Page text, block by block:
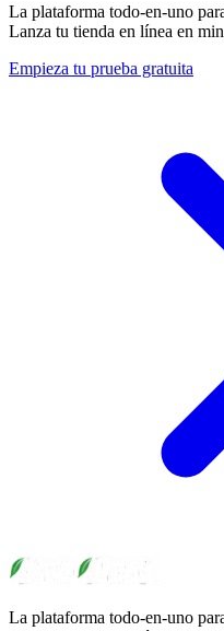
La plataforma todo-en-uno
Lanza tu tienda en línea en
Empieza tu prueba gratuita
La plataforma todo-en-uno